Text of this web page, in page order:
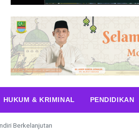
HUKUM & KRIMINAL PENDIDIKAN
Berkelanjutan